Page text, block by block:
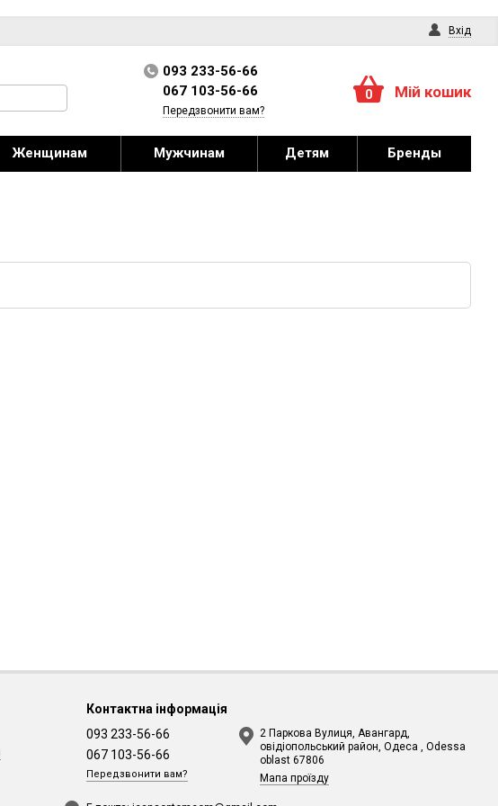
Вхід
093 233-56-66
067 103-56-66
Передзвонити вам?
0 Мій кошик
Женщинам Мужчинам Детям Бренды
Контактна інформація
093 233-56-66
067 103-56-66
Передзвонити вам?
2 Паркова Вулиця, Авангард,
овідіопольський район, Одеса , Odessa
oblast 67806
Мапа проїзду